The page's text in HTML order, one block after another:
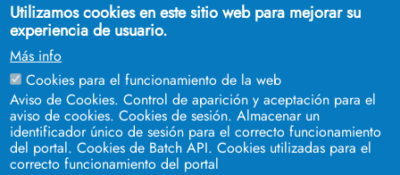
FACULTAD DE CIENCIAS DEL TRABAJO
Campus Ramón y Cajal. C/ Enramadilla, 18 - Sevilla 41013.
Teléfonos:954 55 13 29- 954 55 13 36
Utilizamos cookies en este sitio web para mejorar su
experiencia de usuario.
Más info
Cookies para el funcionamiento de la web
Aviso de Cookies. Control de aparición y aceptación para el
aviso de cookies. Cookies de sesión. Almacenar un
identificador único de sesión para el correcto funcionamiento
del portal. Cookies de Batch API. Cookies utilizadas para el
correcto funcionamiento del portal